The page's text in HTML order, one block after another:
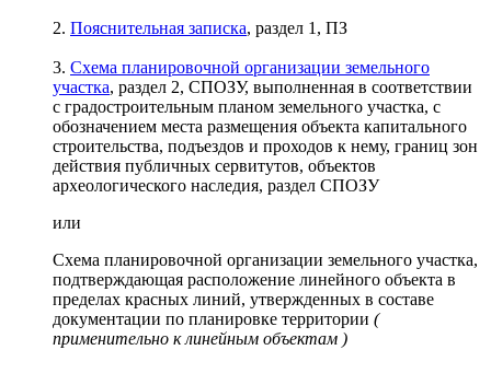
2. Пояснительная записка, раздел 1, ПЗ
3. Схема планировочной организации земельного
участка, раздел 2, СПОЗУ, выполненная в соответствии
с градостроительным планом земельного участка, с
обозначением места размещения объекта капитального
строительства, подъездов и проходов к нему, границ зон
действия публичных сервитутов, объектов
археологического наследия, раздел СПОЗУ
или
Схема планировочной организации земельного участка,
подтверждающая расположение линейного объекта в
пределах красных линий, утвержденных в составе
документации по планировке территории (
применительно к линейным объектам )